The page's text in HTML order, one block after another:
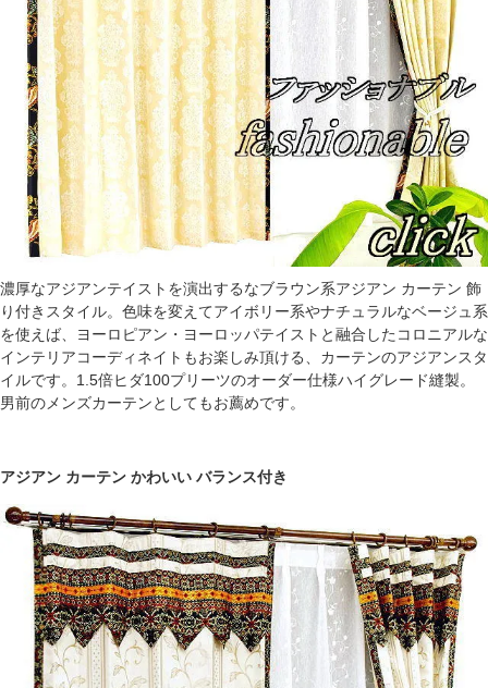
濃厚なアジアンテイストを演出するなブラウン系アジアン カーテン 飾
り付きスタイル。色味を変えてアイボリー系やナチュラルなベージュ系
を使えば、ヨーロピアン・ヨーロッパテイストと融合したコロニアルな
インテリアコーディネイトもお楽しみ頂ける、カーテンのアジアンスタ
イルです。1.5倍ヒダ100プリーツのオーダー仕様ハイグレード縫製。
男前のメンズカーテンとしてもお薦めです。
アジアン カーテン かわいい バランス付き